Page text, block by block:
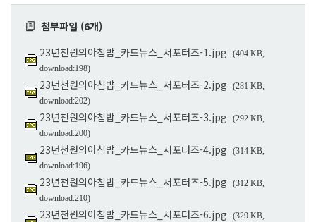
첨부파일 (6개)
23년천원의아침밥_카드뉴스_서포터즈-1.jpg
(404 KB,
download:198)
23년천원의아침밥_카드뉴스_서포터즈-2.jpg
(281 KB,
download:202)
23년천원의아침밥_카드뉴스_서포터즈-3.jpg
(292 KB,
download:200)
23년천원의아침밥_카드뉴스_서포터즈-4.jpg
(314 KB,
download:196)
23년천원의아침밥_카드뉴스_서포터즈-5.jpg
(312 KB,
download:210)
23년천원의아침밥_카드뉴스_서포터즈-6.jpg
(329 KB,